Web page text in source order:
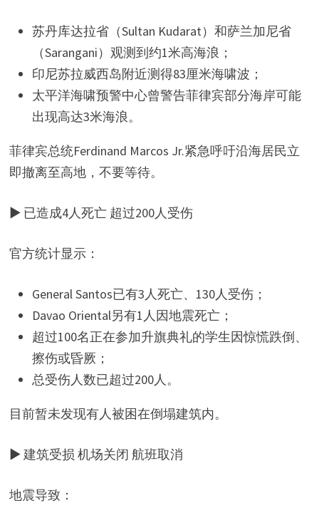
苏丹库达拉省（Sultan Kudarat）和萨兰加尼省
（Sarangani）观测到约1米高海浪；
印尼苏拉威西岛附近测得83厘米海啸波；
太平洋海啸预警中心曾警告菲律宾部分海岸可能
出现高达3米海浪。
菲律宾总统Ferdinand Marcos Jr.紧急呼吁沿海居民立
即撤离至高地，不要等待。
▶ 已造成4人死亡 超过200人受伤
官方统计显示：
General Santos已有3人死亡、130人受伤；
Davao Oriental另有1人因地震死亡；
超过100名正在参加升旗典礼的学生因惊慌跌倒、
擦伤或昏厥；
总受伤人数已超过200人。
目前暂未发现有人被困在倒塌建筑内。
▶ 建筑受损 机场关闭 航班取消
地震导致：